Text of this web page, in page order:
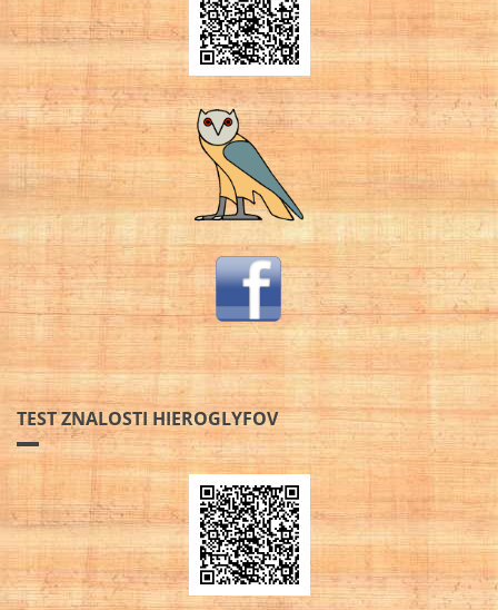
TEST ZNALOSTI HIEROGLYFOV